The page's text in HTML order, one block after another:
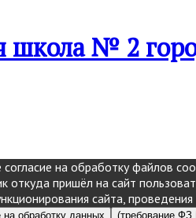
школа № 2
на обработку файлов
откуда пришёл на сайт
сайта,
обработку данных (требование ФЗ